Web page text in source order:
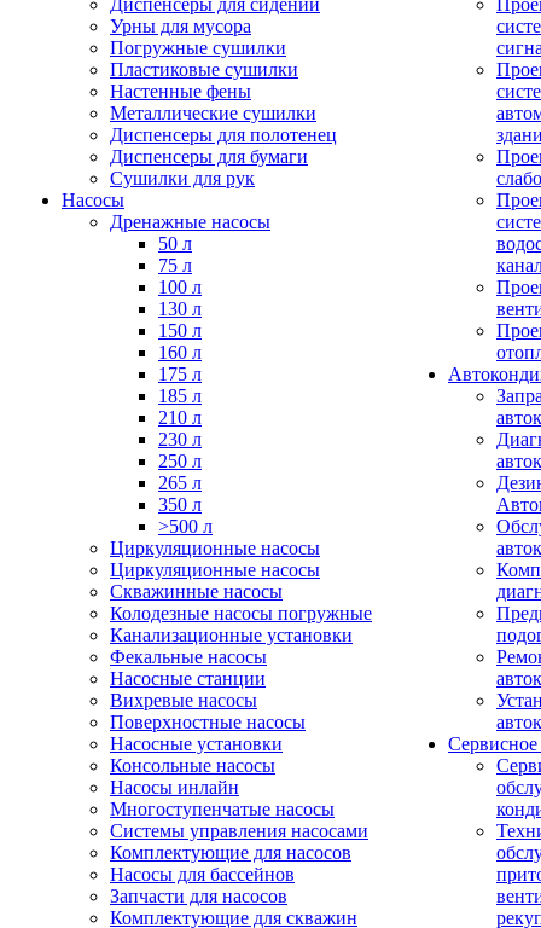
Диспенсеры для сидений
Урны для мусора
Погружные сушилки
Пластиковые сушилки
Настенные фены
Металлические сушилки
Диспенсеры для полотенец
Диспенсеры для бумаги
Сушилки для рук
Насосы
Дренажные насосы
50 л
75 л
100 л
130 л
150 л
160 л
175 л
185 л
210 л
230 л
250 л
265 л
350 л
>500 л
Циркуляционные насосы
Циркуляционные насосы
Скважинные насосы
Колодезные насосы погружные
Канализационные установки
Фекальные насосы
Насосные станции
Вихревые насосы
Поверхностные насосы
Насосные установки
Консольные насосы
Насосы инлайн
Многоступенчатые насосы
Системы управления насосами
Комплектующие для насосов
Насосы для бассейнов
Запчасти для насосов
Комплектующие для скважин